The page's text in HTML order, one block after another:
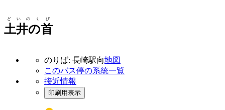
土井の首
どいのくび
のりば: 長崎駅向地図
このバス停の系統一覧
接近情報
印刷用表示